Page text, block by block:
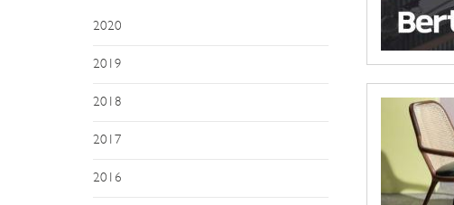
2020
2019
2018
2017
2016